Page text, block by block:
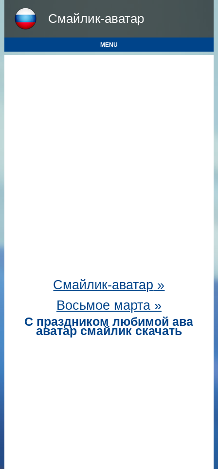
Смайлик-аватар
MENU
Смайлик-аватар »
Восьмое марта »
С праздником любимой ава
аватар смайлик скачать